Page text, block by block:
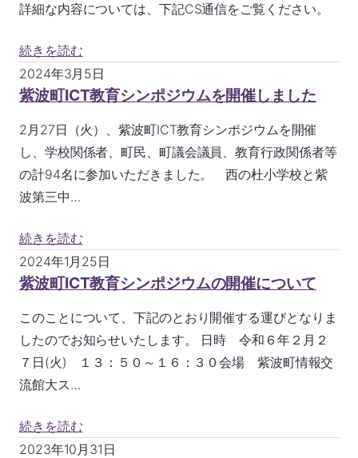
詳細な内容については、下記CS通信をご覧ください。
続きを読む
2024年3月5日
紫波町ICT教育シンポジウムを開催しました
2月27日（火）、紫波町ICT教育シンポジウムを開催
し、学校関係者、町民、町議会議員、教育行政関係者等
の計94名に参加いただきました。 西の杜小学校と紫
波第三中…
続きを読む
2024年1月25日
紫波町ICT教育シンポジウムの開催について
このことについて、下記のとおり開催する運びとなりま
したのでお知らせいたします。 日時 令和６年２月２
７日(火) １３：５０～１６：３０会場 紫波町情報交
流館大ス…
続きを読む
2023年10月31日